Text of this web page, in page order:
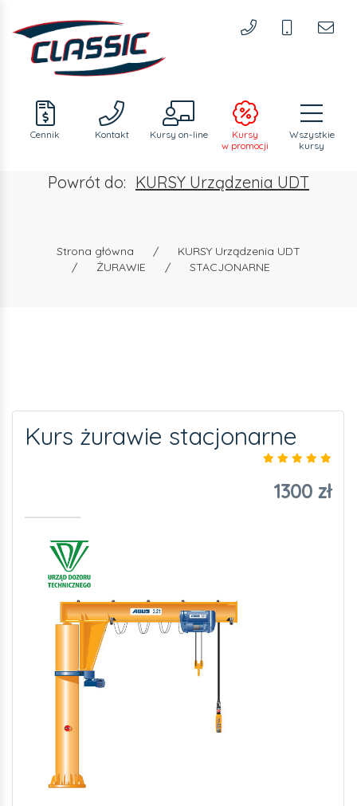
Wszystkie
kursy
Kursy
w promocji
Kursy on-line
Kontakt
Cennik
Powrót do: KURSY Urządzenia UDT
Strona główna /
KURSY Urządzenia UDT
/
ŻURAWIE / STACJONARNE
Kurs żurawie stacjonarne
1300 zł